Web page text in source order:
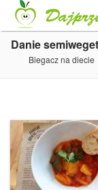
Danie
Biegacz na diecie